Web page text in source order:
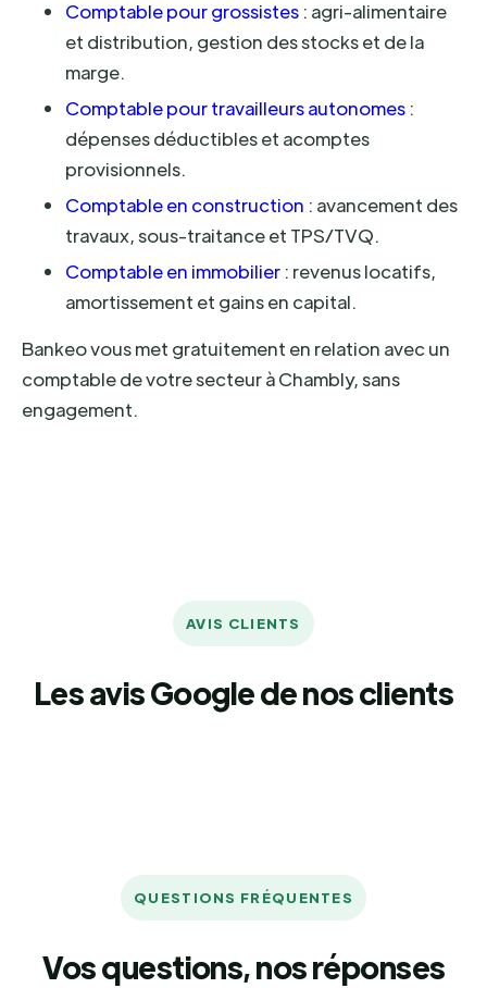
Comptable pour grossistes : agri-alimentaire
et distribution, gestion des stocks et de la
marge.
Comptable pour travailleurs autonomes :
dépenses déductibles et acomptes
provisionnels.
Comptable en construction : avancement des
travaux, sous-traitance et TPS/TVQ.
Comptable en immobilier : revenus locatifs,
amortissement et gains en capital.
Bankeo vous met gratuitement en relation avec un
comptable de votre secteur à Chambly, sans
engagement.
AVIS CLIENTS
Les avis Google de nos clients
QUESTIONS FRÉQUENTES
Vos questions, nos réponses